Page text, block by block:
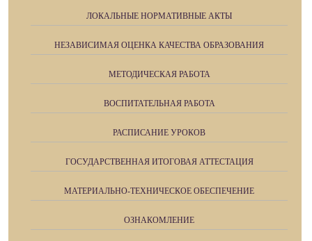
ЛОКАЛЬНЫЕ НОРМАТИВНЫЕ АКТЫ
НЕЗАВИСИМАЯ ОЦЕНКА КАЧЕСТВА ОБРАЗОВАНИЯ
МЕТОДИЧЕСКАЯ РАБОТА
ВОСПИТАТЕЛЬНАЯ РАБОТА
РАСПИСАНИЕ УРОКОВ
ГОСУДАРСТВЕННАЯ ИТОГОВАЯ АТТЕСТАЦИЯ
МАТЕРИАЛЬНО-ТЕХНИЧЕСКОЕ ОБЕСПЕЧЕНИЕ
ОЗНАКОМЛЕНИЕ